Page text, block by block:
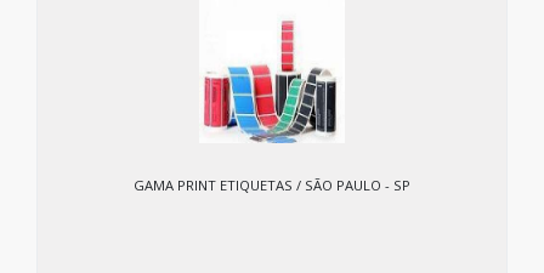
GAMA PRINT ETIQUETAS / SÃO PAULO - SP